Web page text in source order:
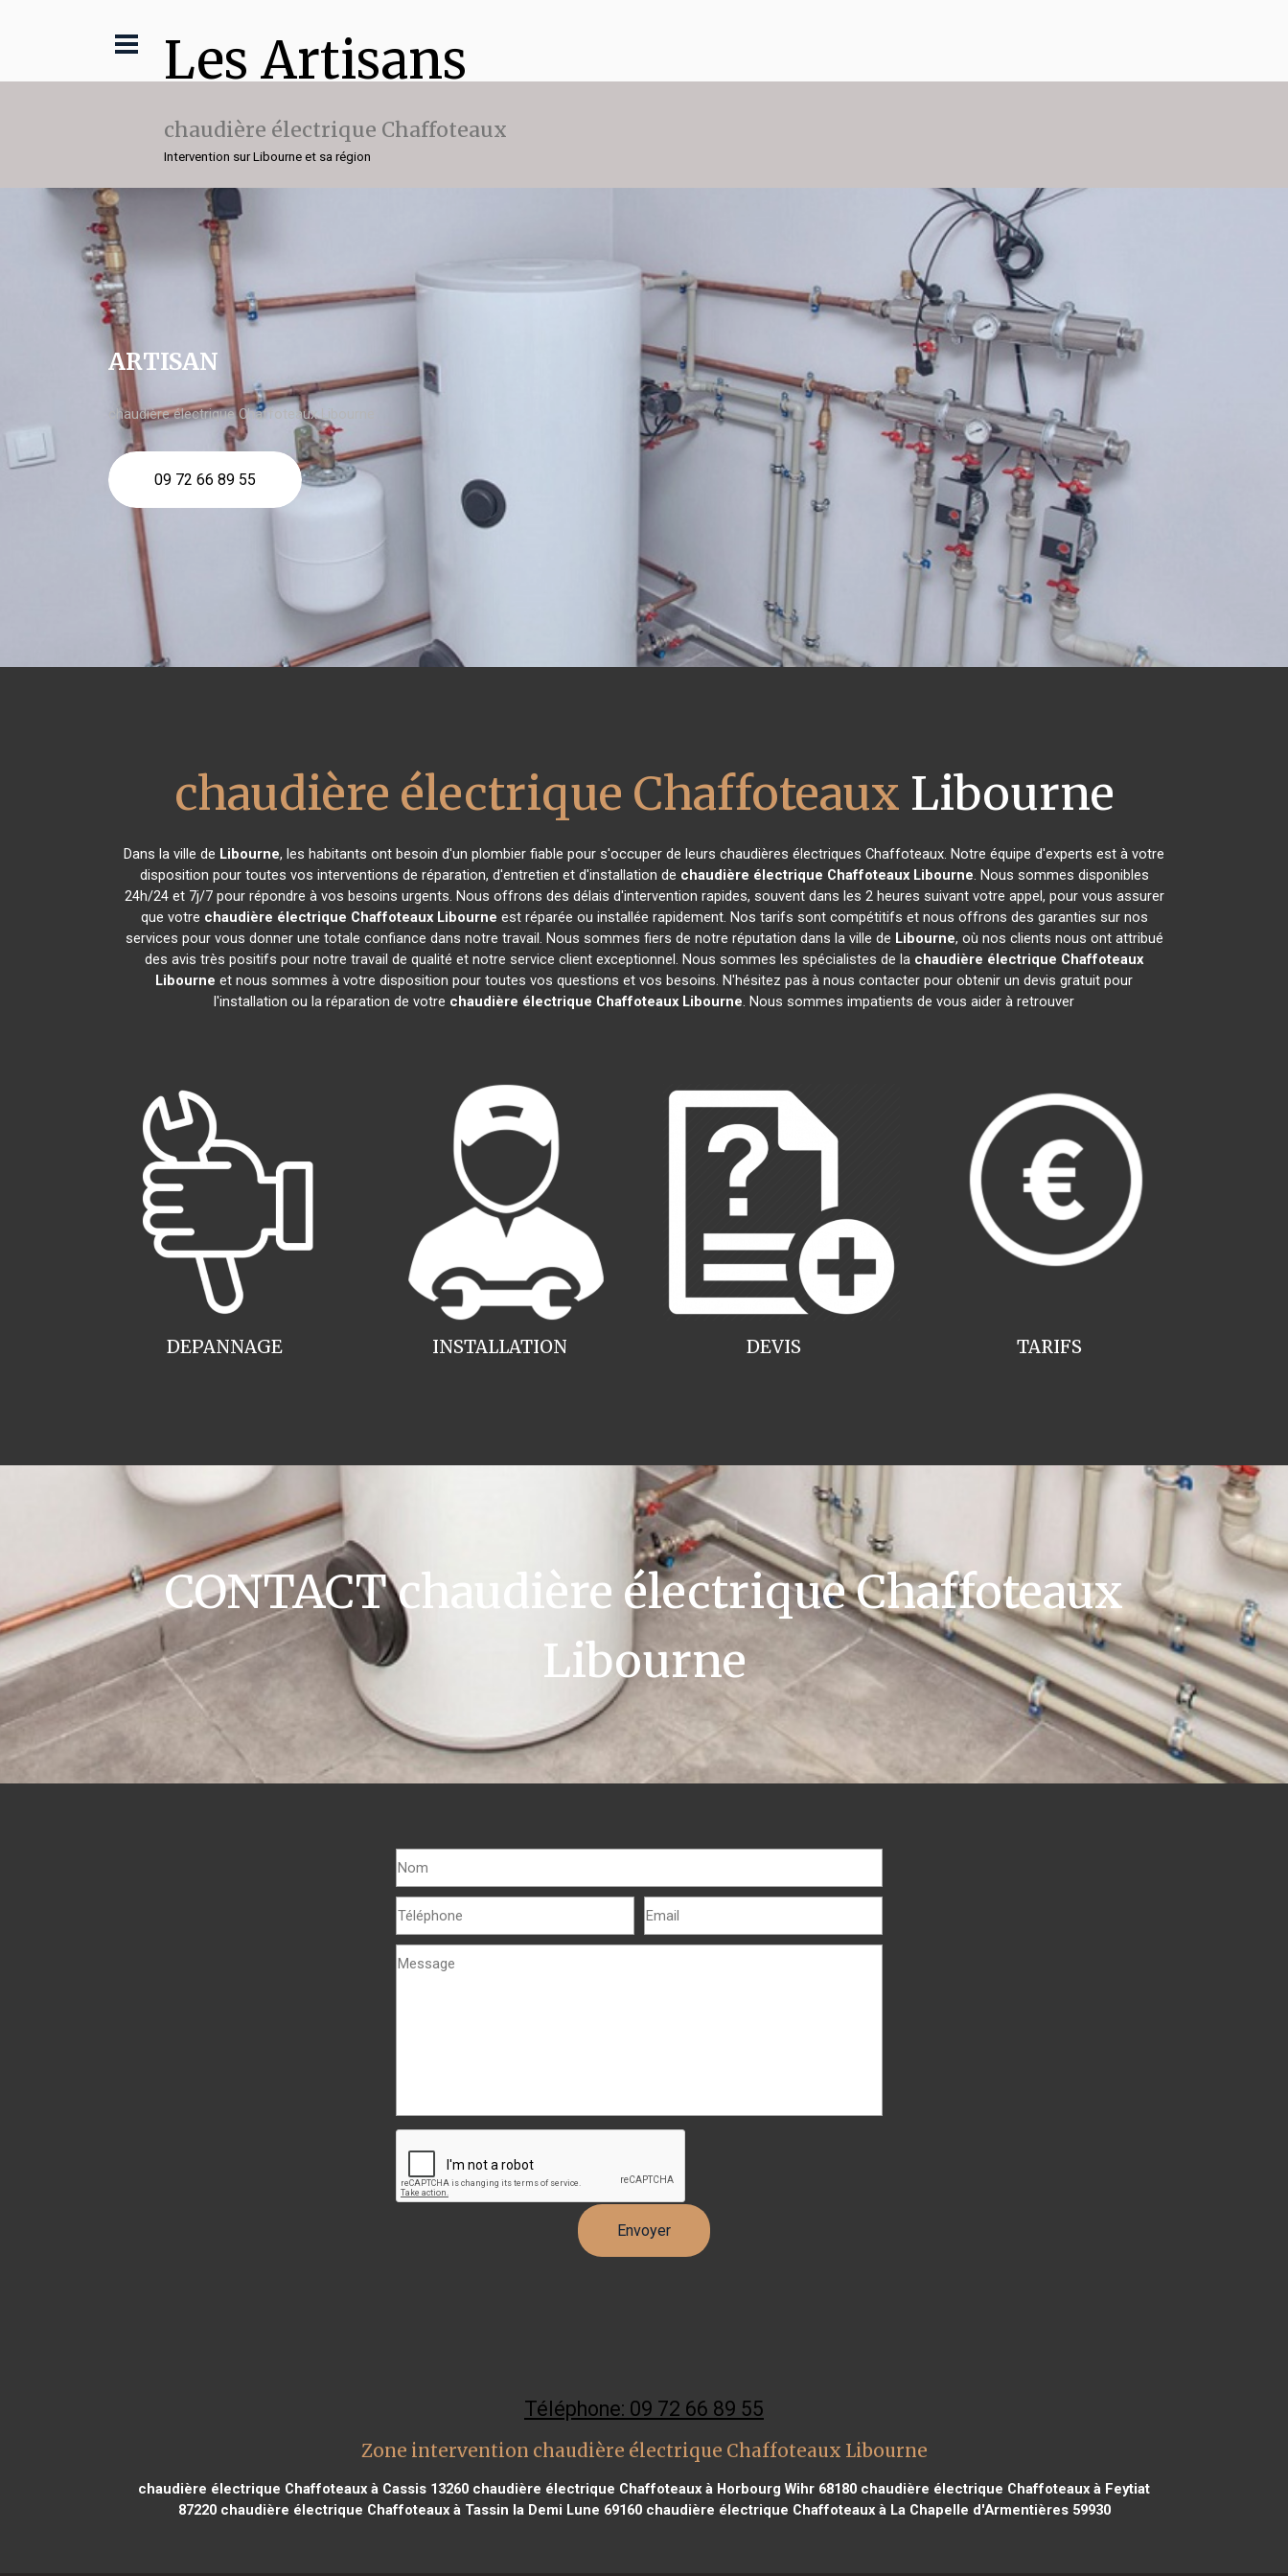
Les Artisans
chaudière électrique Chaffoteaux
Intervention sur Libourne et sa région
ARTISAN
chaudière électrique Chaffoteaux Libourne
09 72 66 89 55
chaudière électrique Chaffoteaux Libourne
Dans la ville de Libourne, les habitants ont besoin d'un plombier fiable pour s'occuper de leurs chaudières électriques Chaffoteaux. Notre équipe d'experts est à votre
disposition pour toutes vos interventions de réparation, d'entretien et d'installation de chaudière électrique Chaffoteaux Libourne. Nous sommes disponibles
24h/24 et 7j/7 pour répondre à vos besoins urgents. Nous offrons des délais d'intervention rapides, souvent dans les 2 heures suivant votre appel, pour vous assurer
que votre chaudière électrique Chaffoteaux Libourne est réparée ou installée rapidement. Nos tarifs sont compétitifs et nous offrons des garanties sur nos
services pour vous donner une totale confiance dans notre travail. Nous sommes fiers de notre réputation dans la ville de Libourne, où nos clients nous ont attribué
des avis très positifs pour notre travail de qualité et notre service client exceptionnel. Nous sommes les spécialistes de la chaudière électrique Chaffoteaux
Libourne et nous sommes à votre disposition pour toutes vos questions et vos besoins. N'hésitez pas à nous contacter pour obtenir un devis gratuit pour
l'installation ou la réparation de votre chaudière électrique Chaffoteaux Libourne. Nous sommes impatients de vous aider à retrouver
INSTALLATION
DEPANNAGE TARIFS
DEVIS
CONTACT chaudière électrique Chaffoteaux
Libourne
Téléphone: 09 72 66 89 55
Zone intervention chaudière électrique Chaffoteaux Libourne
chaudière électrique Chaffoteaux à Cassis 13260 chaudière électrique Chaffoteaux à Horbourg Wihr 68180 chaudière électrique Chaffoteaux à Feytiat
87220chaudière électrique Chaffoteaux à Tassin la Demi Lune 69160chaudière électrique Chaffoteaux à La Chapelle d'Armentières 59930